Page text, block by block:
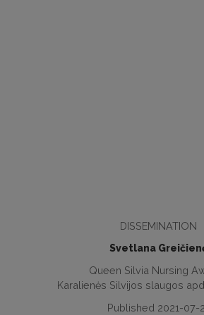
DISSEMINATION
Svetlana
Queen Silvia Nursing
Karalienės Silvijos slaugos
Published 2021-07-